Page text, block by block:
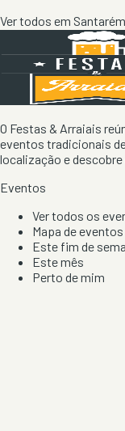
Ver todos em Santarém
O Festas & Arraiais
eventos tradicionais
localização e
Eventos
Ver todos os
Mapa de eventos
Este fim de
Este mês
Perto de mim